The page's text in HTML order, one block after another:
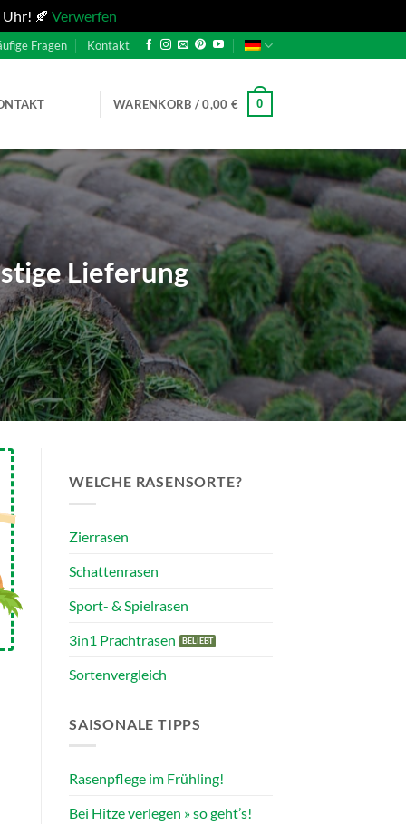
🍂 Verwerfen
Fragen Kontakt
WARENKORB /0,00 € 0
Lieferung
WELCHE RASENSORTE?
Zierrasen
Schattenrasen
Sport- & Spielrasen
3in1 Prachtrasen
Sortenvergleich
SAISONALE TIPPS
Rasenpflege im Frühling!
Bei Hitze verlegen » so geht’s!